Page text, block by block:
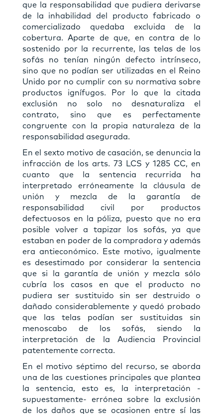
que la responsabilidad que pudiera derivarse
de la inhabilidad del producto fabricado o
comercializado quedaba excluida de la
cobertura. Aparte de que, en contra de lo
sostenido por la recurrente, las telas de los
sofás no tenían ningún defecto intrínseco,
sino que no podían ser utilizadas en el Reino
Unido por no cumplir con su normativa sobre
productos ignífugos. Por lo que la citada
exclusión no solo no desnaturaliza el
contrato, sino que es perfectamente
congruente con la propia naturaleza de la
responsabilidad asegurada.
En el sexto motivo de casación, se denuncia la
infracción de los arts. 73 LCS y 1285 CC, en
cuanto que la sentencia recurrida ha
interpretado erróneamente la cláusula de
unión y mezcla de la garantía de
responsabilidad civil por productos
defectuosos en la póliza, puesto que no era
posible volver a tapizar los sofás, ya que
estaban en poder de la compradora y además
era antieconómico. Este motivo, igualmente
es desestimado por considerar la sentencia
que si la garantía de unión y mezcla sólo
cubría los casos en que el producto no
pudiera ser sustituido sin ser destruido o
dañado considerablemente y quedó probado
que las telas podían ser sustituidas sin
menoscabo de los sofás, siendo la
interpretación de la Audiencia Provincial
patentemente correcta.
En el motivo séptimo del recurso, se aborda
una de las cuestiones principales que plantea
la sentencia, esto es, la interpretación -
supuestamente- errónea sobre la exclusión
de los daños que se ocasionen entre sí las